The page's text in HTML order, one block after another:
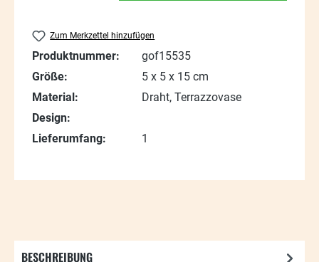
Zum Merkzettel hinzufügen
Produktnummer:
gof15535
Größe:
5 x 5 x 15 cm
Material:
Draht, Terrazzovase
Design:
Lieferumfang:
1
BESCHREIBUNG